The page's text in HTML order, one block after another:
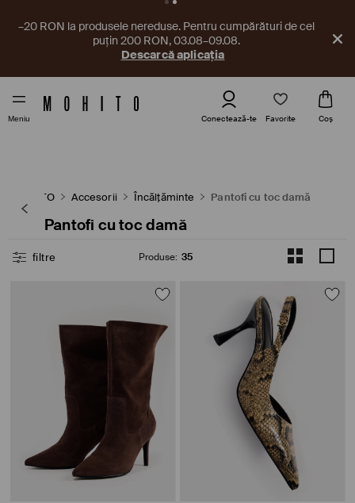
–20 RON la produsele nereduse. Pentru cumpărături de cel
puțin 200 RON, 03.08–09.08.
Descarcă aplicația
Meniu Conectează-te Favorite Coş
MOHITO Accesorii Încălţăminte Pantofi cu toc damă
Pantofi cu toc damă
filtre Produse: 35